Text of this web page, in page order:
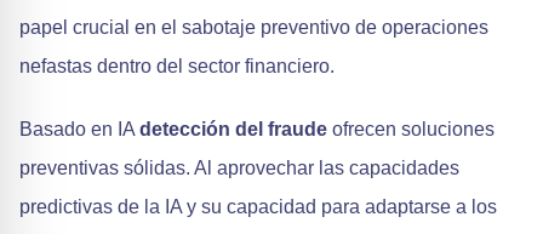
papel crucial en el sabotaje preventivo de operaciones
nefastas dentro del sector financiero.
Basado en IA detección del fraude ofrecen soluciones
preventivas sólidas. Al aprovechar las capacidades
predictivas de la IA y su capacidad para adaptarse a los